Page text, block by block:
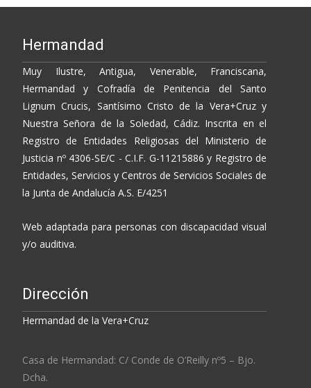
Hermandad
Muy Ilustre, Antigua, Venerable, Franciscana,
Hermandad y Cofradía de Penitencia del Santo
Lignum Crucis, Santísimo Cristo de la Vera+Cruz y
Nuestra Señora de la Soledad, Cádiz. Inscrita en el
Registro de Entidades Religiosas del Ministerio de
Justicia nº 4306-SE/C - C.I.F. G-11215886 y Registro de
Entidades, Servicios y Centros de Servicios Sociales de
la Junta de Andalucía A.S. E/4251
Web adaptada para personas con discapacidad visual
y/o auditiva.
Dirección
Hermandad de la Vera+Cruz
Casa de Hermandad: C/ Conde de O’Reilly nº5 – Bjo.
Dcha.